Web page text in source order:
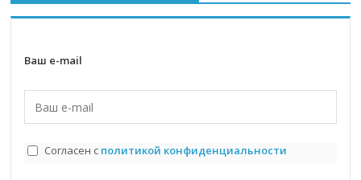
Ваш e-mail
Согласен с политикой конфиденциальности